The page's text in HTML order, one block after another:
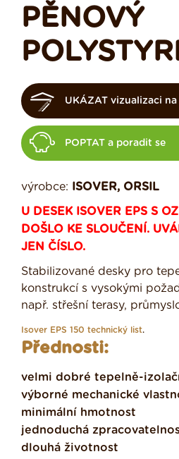
PĚNOVÝ
UKÁZAT vizualizaci
POPTAT a poradit se
výrobce: ISOVER, ORSIL
U DESEK ISOVER EPS S
DOŠLO KE SLOUČENÍ.
JEN ČÍSLO.
Stabilizované desky pro
konstrukcí s vysokými
např. střešní terasy,
Isover EPS 150 technický list.
Přednosti:
velmi dobré tepelně-
výborné mechanické
minimální hmotnost
jednoduchá
dlouhá životnost